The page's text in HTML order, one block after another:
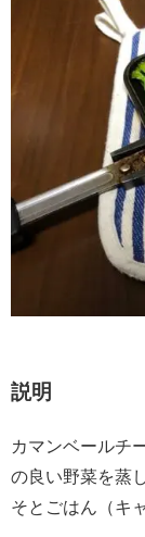
説明
カマンベールチ
の良い野菜を蒸
そとごはん（キ